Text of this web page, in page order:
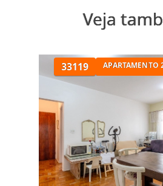
Sala de Ginástica
Localização:
Rua Aimberê, Vila
divisa com Perdizes e
Veja
33119 APARTAMENTO